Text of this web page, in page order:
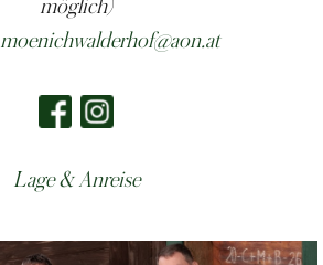
möglich)
moenichwalderhof@aon.at
Lage & Anreise